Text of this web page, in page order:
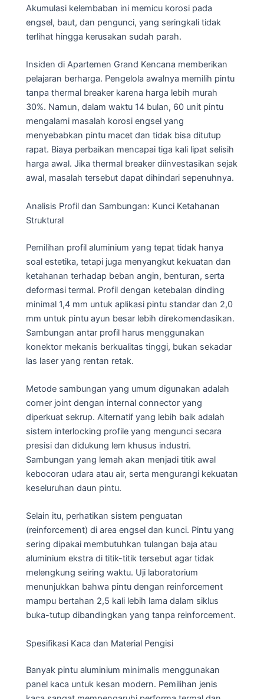
Akumulasi kelembaban ini memicu korosi pada
engsel, baut, dan pengunci, yang seringkali tidak
terlihat hingga kerusakan sudah parah.
Insiden di Apartemen Grand Kencana memberikan
pelajaran berharga. Pengelola awalnya memilih pintu
tanpa thermal breaker karena harga lebih murah
30%. Namun, dalam waktu 14 bulan, 60 unit pintu
mengalami masalah korosi engsel yang
menyebabkan pintu macet dan tidak bisa ditutup
rapat. Biaya perbaikan mencapai tiga kali lipat selisih
harga awal. Jika thermal breaker diinvestasikan sejak
awal, masalah tersebut dapat dihindari sepenuhnya.
Analisis Profil dan Sambungan: Kunci Ketahanan
Struktural
Pemilihan profil aluminium yang tepat tidak hanya
soal estetika, tetapi juga menyangkut kekuatan dan
ketahanan terhadap beban angin, benturan, serta
deformasi termal. Profil dengan ketebalan dinding
minimal 1,4 mm untuk aplikasi pintu standar dan 2,0
mm untuk pintu ayun besar lebih direkomendasikan.
Sambungan antar profil harus menggunakan
konektor mekanis berkualitas tinggi, bukan sekadar
las laser yang rentan retak.
Metode sambungan yang umum digunakan adalah
corner joint dengan internal connector yang
diperkuat sekrup. Alternatif yang lebih baik adalah
sistem interlocking profile yang mengunci secara
presisi dan didukung lem khusus industri.
Sambungan yang lemah akan menjadi titik awal
kebocoran udara atau air, serta mengurangi kekuatan
keseluruhan daun pintu.
Selain itu, perhatikan sistem penguatan
(reinforcement) di area engsel dan kunci. Pintu yang
sering dipakai membutuhkan tulangan baja atau
aluminium ekstra di titik-titik tersebut agar tidak
melengkung seiring waktu. Uji laboratorium
menunjukkan bahwa pintu dengan reinforcement
mampu bertahan 2,5 kali lebih lama dalam siklus
buka-tutup dibandingkan yang tanpa reinforcement.
Spesifikasi Kaca dan Material Pengisi
Banyak pintu aluminium minimalis menggunakan
panel kaca untuk kesan modern. Pemilihan jenis